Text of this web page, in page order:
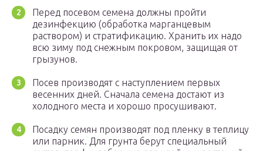
Перед посевом семена должны пройти
дезинфекцию (обработка марганцевым
раствором) и стратификацию. Хранить их надо
всю зиму под снежным покровом, защищая от
грызунов.
Посев производят с наступлением первых
весенних дней. Сначала семена достают из
холодного места и хорошо просушивают.
Посадку семян производят под пленку в теплицу
или парник. Для грунта берут специальный